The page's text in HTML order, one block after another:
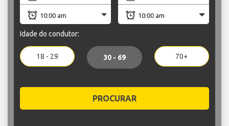
Idade do condutor:
18 - 29 30 - 69 70+
PROCURAR